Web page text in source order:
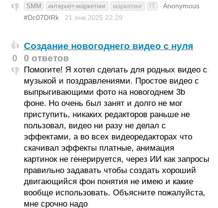
👎 SMM интернет-маркетинг маркетинг IT
Anonymous
#Dc07DIRk
21 янв 2025 22:29
👍
0
👎
Создание новогоднего видео с нуля
0 ответов
Помогите! Я хотел сделать для родных видео с
музыкой и поздравлениями. Простое видео с
выпрыгивающими фото на новогоднем 3b
фоне. Но очень был занят и долго не мог
приступить, никаких редакторов раньше не
пользовал, видео ни разу не делал с
эффектами, а во всех видеоредакторах что
скачивал эффекты платные, анимация
картинок не генерируется, через ИИ как запросы
правильно задавать чтобы создать хороший
двигающийся фон понятия не имею и какие
вообще использовать. Объясните пожалуйста,
мне срочно надо